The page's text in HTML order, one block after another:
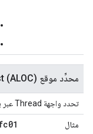
محدِّد موقع Anycast (ALOC)
تحدد واجهة Thread عبر بحث RLOC، عندما يكون RLOC لجهة غير معروفة.
مثال